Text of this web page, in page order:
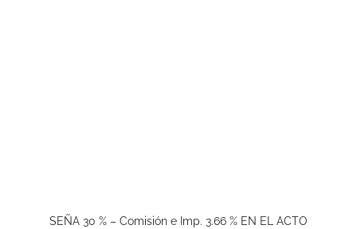
SEÑA 30 % – Comisión e Imp. 3.66 % EN EL ACTO